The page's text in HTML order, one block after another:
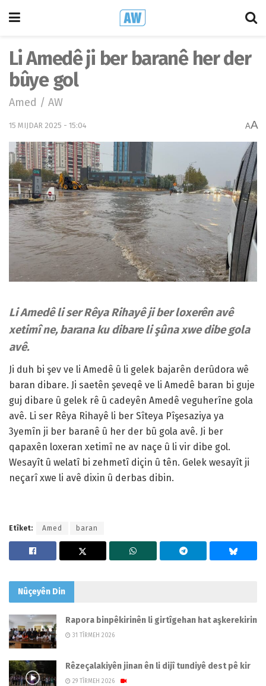
Li Amedê ji ber baranê her der
bûye gol
Amed / AW
15 MIJDAR 2025 - 15:04 AA
Li Amedê li ser Rêya Rihayê ji ber loxerên avê
xetimî ne, barana ku dibare li şûna xwe dibe gola
avê.
Ji duh bi şev ve li Amedê û li gelek bajarên derûdora wê
baran dibare. Ji saetên şeveqê ve li Amedê baran bi guje
guj dibare û gelek rê û cadeyên Amedê veguherîne gola
avê. Li ser Rêya Rihayê li ber Sîteya Pîşesaziya ya
3yemîn ji ber baranê û her der bû gola avê. Ji ber
qapaxên loxeran xetimî ne av naçe û li vir dibe gol.
Wesayît û welatî bi zehmetî diçin û tên. Gelek wesayît ji
neçarî xwe li avê dixin û derbas dibin.
Etîket: Amed baran
Nûçeyên Din
Rapora binpêkirinên li girtîgehan hat aşkerekirin
31 TÎRMEH 2026
Rêzeçalakiyên jinan ên li dijî tundiyê dest pê kir
29 TÎRMEH 2026